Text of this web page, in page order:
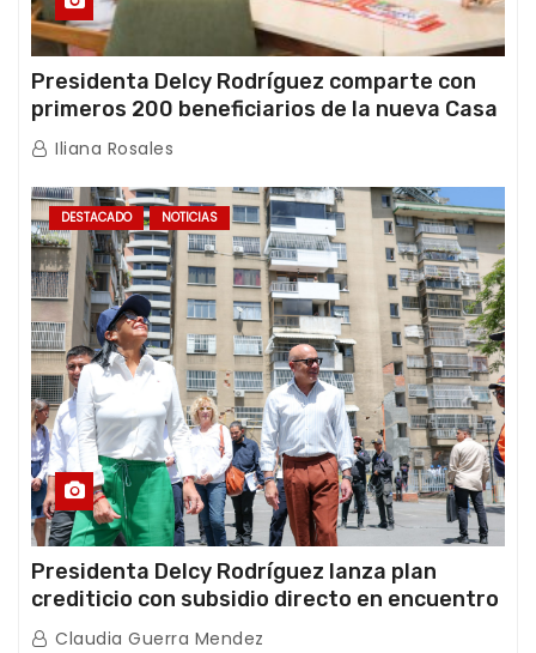
Presidenta Delcy Rodríguez comparte con
primeros 200 beneficiarios de la nueva Casa
de los Abuelos “La Primavera” en Caracas
Iliana Rosales
DESTACADO NOTICIAS
Presidenta Delcy Rodríguez lanza plan
crediticio con subsidio directo en encuentro
con Juntas de Condominio
Claudia Guerra Mendez